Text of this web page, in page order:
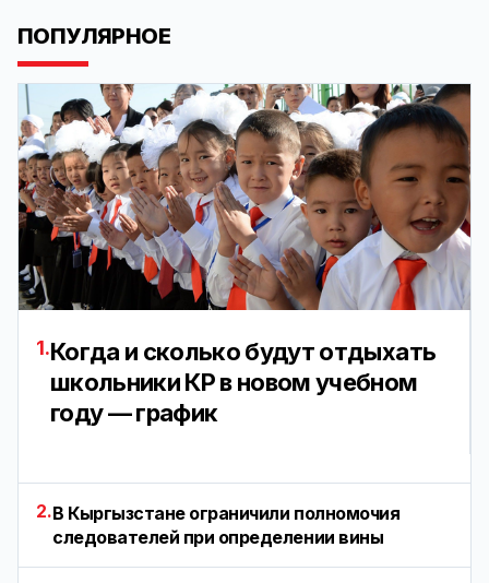
ПОПУЛЯРНОЕ
1.Когда и сколько будут отдыхать
школьники КР в новом учебном
году — график
2.В Кыргызстане ограничили полномочия
следователей при определении вины